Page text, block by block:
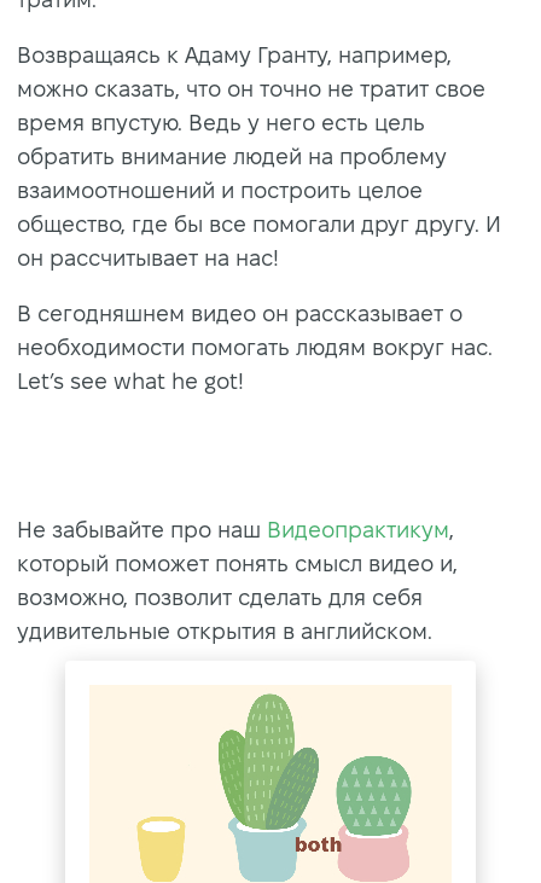
Возвращаясь к Адаму Гранту, например,
можно сказать, что он точно не тратит свое
время впустую. Ведь у него есть цель
обратить внимание людей на проблему
взаимоотношений и построить целое
общество, где бы все помогали друг другу. И
он рассчитывает на нас!
В сегодняшнем видео он рассказывает о
необходимости помогать людям вокруг нас.
Let’s see what he got!
Не забывайте про наш Видеопрактикум
который поможет понять смысл видео и,
возможно, позволит сделать для себя
удивительные открытия в английском.